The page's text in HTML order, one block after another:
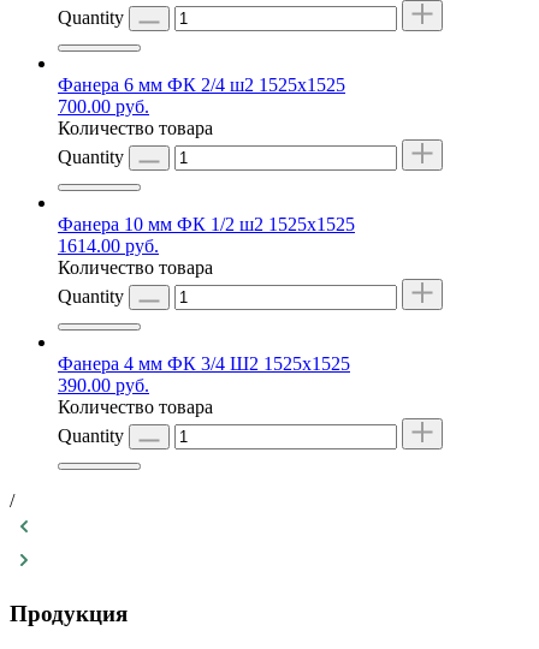
Quantity
Фанера 6 мм ФК 2/4 ш2 1525х1525
700.00 руб.
Количество товара
Quantity
Фанера 10 мм ФК 1/2 ш2 1525х1525
1614.00 руб.
Количество товара
Quantity
Фанера 4 мм ФК 3/4 Ш2 1525х1525
390.00 руб.
Количество товара
Quantity
/
Продукция